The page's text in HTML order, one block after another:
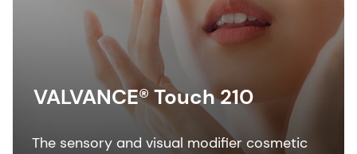
VALVANCE® Touch 210
The sensory and visual modifier cosmetic